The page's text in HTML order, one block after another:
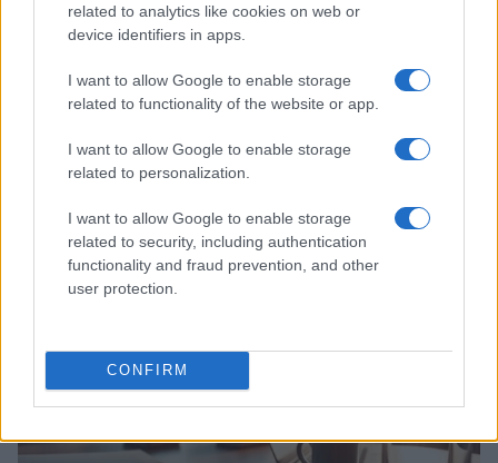
related to analytics like cookies on web or
device identifiers in apps.
I want to allow Google to enable storage
related to functionality of the website or app.
I want to allow Google to enable storage
related to personalization.
I want to allow Google to enable storage
related to security, including authentication
functionality and fraud prevention, and other
user protection.
CONFIRM
Ripensare le tecnologie umanitarie oltre i criteri dei
donatori
Martina Marchesi · 10 Lug 2026